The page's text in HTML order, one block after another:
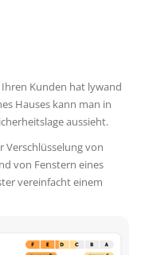
Kunden hat lywand
Hauses kann man in
aussieht.
Verschlüsselung von
von Fenstern eines
vereinfacht einem